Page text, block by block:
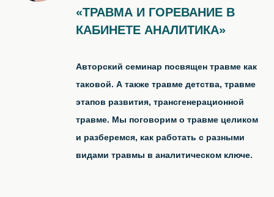
«ТРАВМА И ГОРЕВАНИЕ В
КАБИНЕТЕ АНАЛИТИКА»
Авторский семинар посвящен травме как
таковой. А также травме детства, травме
этапов развития, трансгенерационной
травме. Мы поговорим о травме целиком
и разберемся, как работать с разными
видами травмы в аналитическом ключе.